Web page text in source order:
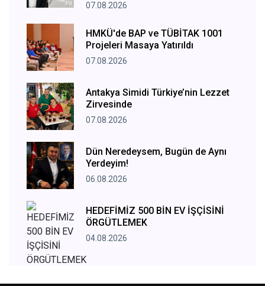
07.08.2026
HMKÜ'de BAP ve TÜBİTAK 1001
Projeleri Masaya Yatırıldı
07.08.2026
Antakya Simidi Türkiye’nin Lezzet
Zirvesinde
07.08.2026
Dün Neredeysem, Bugün de Aynı
Yerdeyim!
06.08.2026
HEDEFİMİZ 500 BİN EV İŞÇİSİNİ
ÖRGÜTLEMEK
04.08.2026